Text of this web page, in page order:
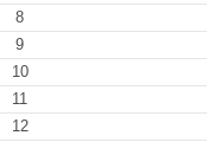
8
9
10
11
12